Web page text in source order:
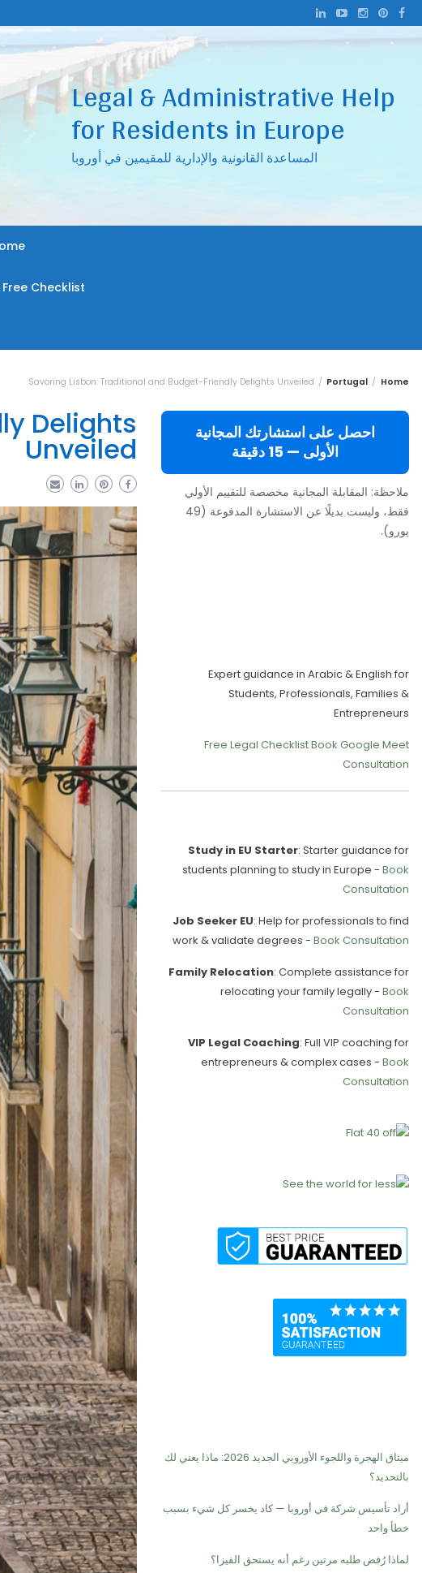
Skip
to
content
Legal & Administrative Help
for Residents in Europe
المساعدة القانونية والإدارية للمقيمين في أوروبا
Free Checklist قائمة الوثائق المجانية
Home
Portugal
Savoring Lisbon: Traditional and Budget-Friendly Delights Unveiled
Delights
Unveiled
احصل على استشارتك المجانية
الأولى — 15 دقيقة
ملاحظة: المقابلة المجانية مخصصة للتقييم الأولي
فقط، وليست بديلًا عن الاستشارة المدفوعة (49
يورو).
Expert guidance in Arabic & English for
Students, Professionals, Families &
Entrepreneurs
Free Legal ChecklistBook Google Meet
Consultation
Study in EU Starter: Starter guidance for
students planning to study in Europe - Book
Consultation
Job Seeker EU: Help for professionals to find
work & validate degrees - Book Consultation
Family Relocation: Complete assistance for
relocating your family legally - Book
Consultation
VIP Legal Coaching: Full VIP coaching for
entrepreneurs & complex cases - Book
Consultation
ميثاق الهجرة واللجوء الأوروبي الجديد 2026: ماذا يعني لك
بالتحديد؟
أراد تأسيس شركة في أوروبا — كاد يخسر كل شيء بسبب
خطأ واحد
لماذا رُفض طلبه مرتين رغم أنه يستحق الفيزا؟